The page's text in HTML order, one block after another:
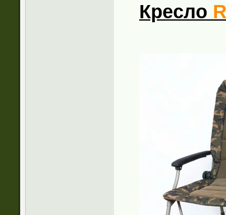
Кресло